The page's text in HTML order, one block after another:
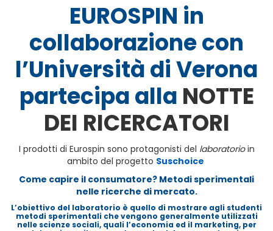
EUROSPIN in
collaborazione con
l’Università di Verona
partecipa alla NOTTE
DEI RICERCATORI
I prodotti di Eurospin sono protagonisti del laboratorioin
ambito del progetto Suschoice
Come capire il consumatore? Metodi sperimentali
nelle ricerche di mercato.
L’obiettivo del laboratorio è quello di mostrare agli studenti
metodi sperimentali che vengono generalmente utilizzati
nelle scienze sociali, quali l’economia ed il marketing, per